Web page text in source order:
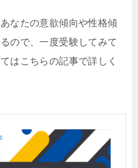
なたの意欲傾向や性格傾
ので、一度受験してみて
はこちらの記事で詳しく